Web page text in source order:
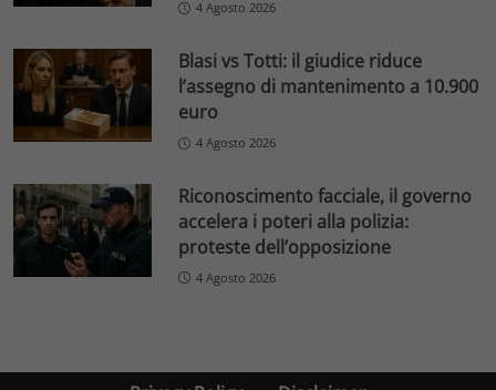
4 Agosto 2026
Blasi vs Totti: il giudice riduce
l’assegno di mantenimento a 10.900
euro
4 Agosto 2026
Riconoscimento facciale, il governo
accelera i poteri alla polizia:
proteste dell’opposizione
4 Agosto 2026